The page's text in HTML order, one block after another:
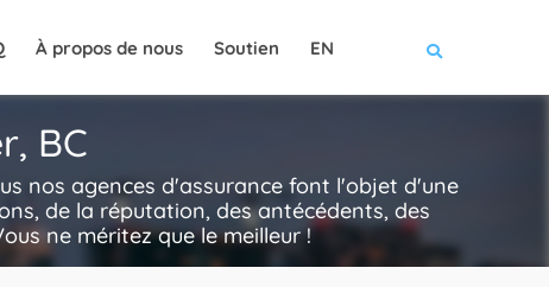
À propos de nous Soutien EN
BC
nos agences d'assurance font l'objet d'une
de la réputation, des antécédents, des
ne méritez que le meilleur !